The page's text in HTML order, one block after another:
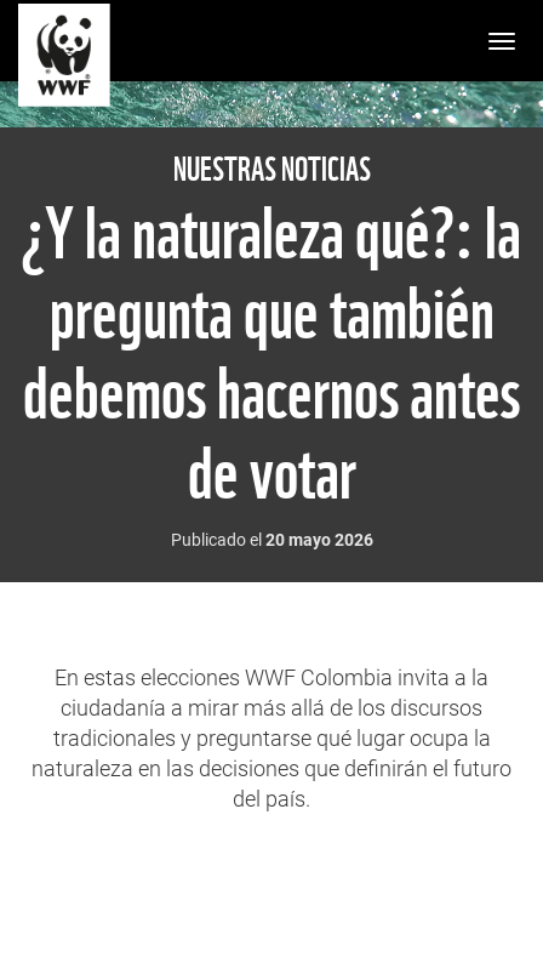
NUESTRAS NOTICIAS
¿Y la naturaleza qué?: la
pregunta que también
debemos hacernos antes
de votar
Publicado el 20 mayo 2026
En estas elecciones WWF Colombia invita a la
ciudadanía a mirar más allá de los discursos
tradicionales y preguntarse qué lugar ocupa la
naturaleza en las decisiones que definirán el futuro
del país.